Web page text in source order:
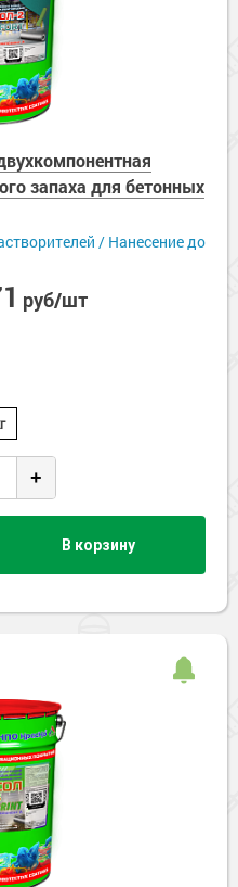
запаха для бетонных
/ Нанесение до
руб/шт
+
В корзину